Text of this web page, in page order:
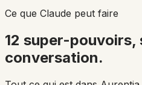
Ce que Claude peut faire
12 super-pouvoirs,
conversation.